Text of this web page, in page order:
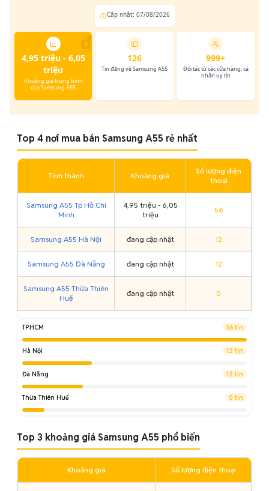
Cập nhật: 07/08/2026
₫
4,95 triệu - 6,05
triệu
Khoảng giá trung bình
của Samsung A55
126
Tin đăng về Samsung A55
999+
Đối tác từ các cửa hàng, cá
nhân uy tín
Top 4 nơi mua bán Samsung A55 rẻ nhất
Tỉnh thành Khoảng giá
Số lượng điện
thoại
Samsung A55 Tp Hồ Chí
Minh
4,95 triệu - 6,05
triệu
56
Samsung A55 Hà Nội đang cập nhật 12
Samsung A55 Đà Nẵng đang cập nhật 12
Samsung A55 Thừa Thiên
Huế
đang cập nhật 0
TP.HCM 56 tin
Hà Nội 12 tin
Đà Nẵng 12 tin
Thừa Thiên Huế 0 tin
Top 3 khoảng giá Samsung A55 phổ biến
Khoảng giá Số lượng điện thoại